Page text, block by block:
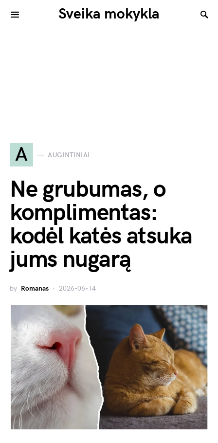
Sveika mokykla
A AUGINTINIAI
Ne grubumas, o
komplimentas:
kodėl katės atsuka
jums nugarą
by Romanas 2026-06-14